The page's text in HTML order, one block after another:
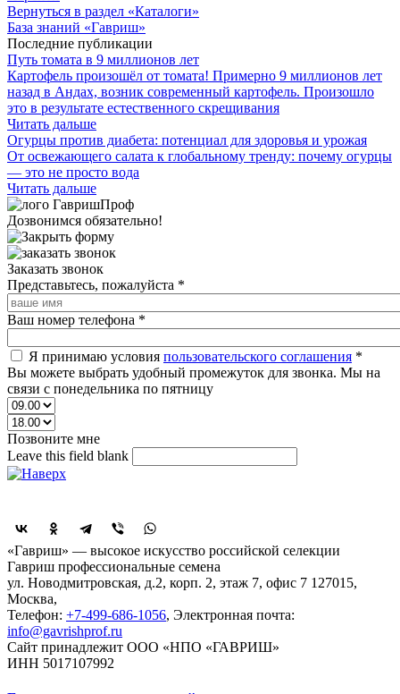
Вернуться в раздел «Каталоги»
База знаний «Гавриш»
Последние публикации
Путь томата в 9 миллионов лет
Картофель произошёл от томата! Примерно 9 миллионов лет
назад в Андах, возник современный картофель. Произошло
это в результате естественного скрещивания
Читать дальше
Огурцы против диабета: потенциал для здоровья и урожая
От освежающего салата к глобальному тренду: почему огурцы
— это не просто вода
Читать дальше
Дозвонимся обязательно!
Заказать звонок
Представьтесь, пожалуйста *
Ваш номер телефона *
Я принимаю условия пользовательского соглашения *
Вы можете выбрать удобный промежуток для звонка. Мы на
связи с понедельника по пятницу
Позвоните мне
Leave this field blank
«Гавриш» — высокое искусство российской селекции
Гавриш профессиональные семена
ул. Новодмитровская, д.2, корп. 2, этаж 7, офис 7 127015,
Москва,
Телефон: +7-499-686-1056, Электронная почта:
info@gavrishprof.ru
Сайт принадлежит ООО «НПО «ГАВРИШ»
ИНН 5017107992